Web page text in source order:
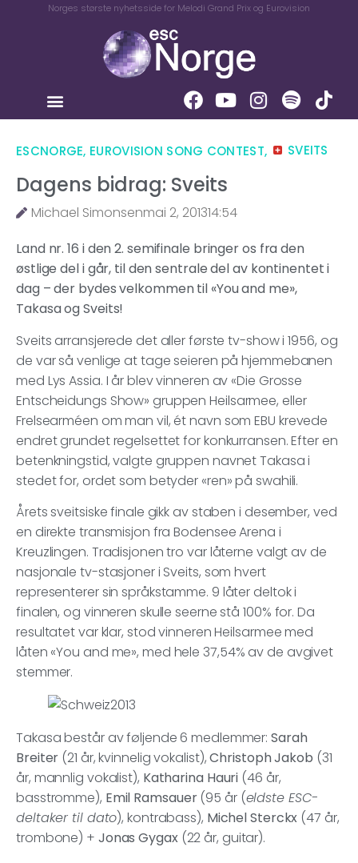
Norges største nyhetsside for Melodi Grand Prix og Eurovision
ESCNORGE, EUROVISION SONG CONTEST, SVEITS
Dagens bidrag: Sveits
Michael Simonsenmai 2, 201314:54
Land nr. 16 i den 2. semifinale bringer os fra den
østlige del i går, til den sentrale del av kontinentet i
dag – der bydes velkommen til «You and me»,
Takasa og Sveits!
Sveits arransjerede det aller første tv-show i 1956, og
de var så venlige at tage seieren på hjemmebanen
med Lys Assia. I år blev vinneren av «Die Grosse
Entscheidungs Show» gruppen Heilsarmee, eller
Frelsearméen om man vil, ét navn som EBU krevede
endret grundet regelsettet for konkurransen. Efter en
betenkningstid, valgte gruppen navnet Takasa i
stedet for, ordet som betyder «ren» på swahili.
Årets sveitsiske finale gikk av staben i desember, ved
en direkte transmisjon fra Bodensee Arena i
Kreuzlingen. Tradisjonen tro var låterne valgt av de
nasjonale tv-stasjoner i Sveits, som hvert
representerer sin språkstamme. 9 låter deltok i
finalen, og vinneren skulle seerne stå 100% for. Da
resultatet var klar, stod vinneren Heilsarmee med
låten «You and me», med hele 37,54% av de avgivet
stemmer.
Takasa består av føljende 6 medlemmer:Sarah
Breiter (21 år, kvinnelig vokalist),Christoph Jakob (31
år, mannlig vokalist), Katharina Hauri (46 år,
basstromme), Emil Ramsauer(95 år (eldste ESC-
deltaker til dato), kontrabass), Michel Sterckx (47 år,
trombone) + Jonas Gygax(22 år, guitar).